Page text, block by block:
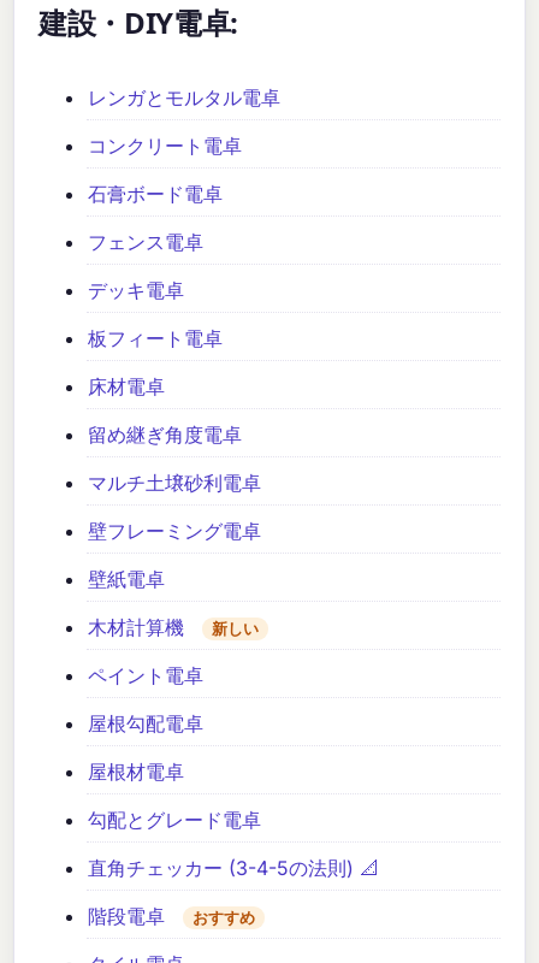
建設・DIY電卓:
レンガとモルタル電卓
コンクリート電卓
石膏ボード電卓
フェンス電卓
デッキ電卓
板フィート電卓
床材電卓
留め継ぎ角度電卓
マルチ土壌砂利電卓
壁フレーミング電卓
壁紙電卓
木材計算機
新しい
ペイント電卓
屋根勾配電卓
屋根材電卓
勾配とグレード電卓
直角チェッカー (3-4-5の法則) 📐
階段電卓
おすすめ